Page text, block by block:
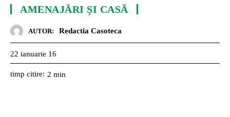
AMENAJĂRI ȘI CASĂ
AUTOR: Redactia Casoteca
22 ianuarie 16
timp citire: 2 min